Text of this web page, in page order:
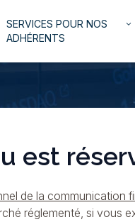
SERVICES POUR NOS
ADHÉRENTS
keyboard_arrow_down
est
de la communication
réglementé, si vous